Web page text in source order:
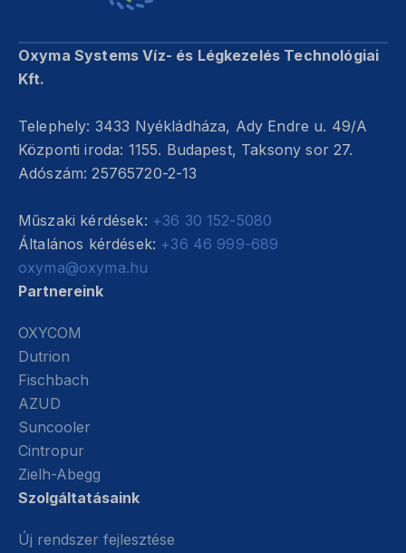
Oxyma Systems Víz- és Légkezelés Technológiai
Kft.
Telephely: 3433 Nyékládháza, Ady Endre u. 49/A
Központi iroda: 1155. Budapest, Taksony sor 27.
Adószám: 25765720-2-13
Műszaki kérdések: +36 30 152-5080
Általános kérdések: +36 46 999-689
oxyma@oxyma.hu
Partnereink
OXYCOM
Dutrion
Fischbach
AZUD
Suncooler
Cintropur
Zielh-Abegg
Szolgáltatásaink
Új rendszer fejlesztése